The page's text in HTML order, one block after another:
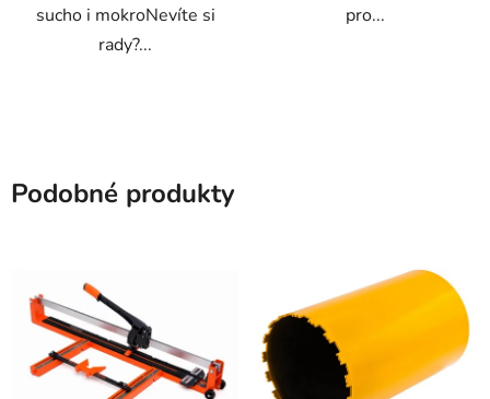
sucho i mokroNevíte si
rady?...
pro...
Podobné produkty